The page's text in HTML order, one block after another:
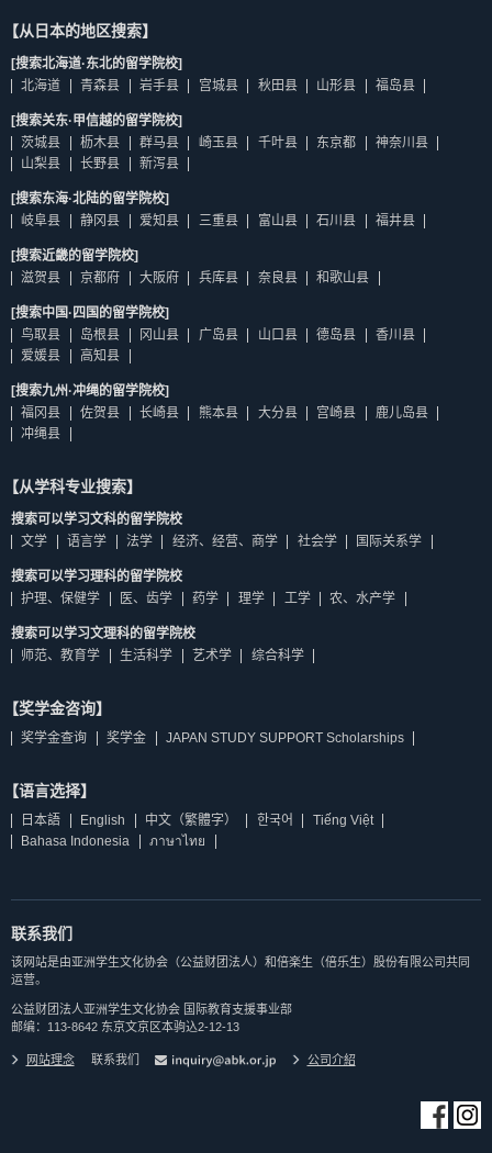
【从日本的地区搜索】
[搜索北海道·东北的留学院校]
北海道
青森县 岩手县 宫城县 秋田县 山形县 福岛县
[搜索关东·甲信越的留学院校]
茨城县
枥木县 群马县 崎玉县 千叶县 东京都
神奈川县
山梨县
长野县 新泻县
[搜索东海·北陆的留学院校]
岐阜县
静冈县 爱知县 三重县 富山县 石川县 福井县
[搜索近畿的留学院校]
滋贺县
京都府 大阪府 兵库县 奈良县 和歌山县
[搜索中国·四国的留学院校]
鸟取县
岛根县 冈山县 广岛县 山口县 德岛县
香川县
爱媛县
高知县
[搜索九州·冲绳的留学院校]
福冈县
佐贺县 长崎县 熊本县 大分县 宫崎县
鹿儿岛县
冲绳县
【从学科专业搜索】
搜索可以学习文科的留学院校
文学
语言学 法学 经济、经营、商学 社会学 国际关系学
搜索可以学习理科的留学院校
护理、保健学
医、齿学 药学 理学 工学 农、水产学
搜索可以学习文理科的留学院校
师范、教育学
生活科学 艺术学 综合科学
【奖学金咨询】
奖学金查询 奖学金 JAPAN STUDY SUPPORT Scholarships
【语言选择】
日本語 English 中文（繁體字） 한국어
Tiếng Việt
Bahasa Indonesia
ภาษาไทย
联系我们
该网站是由亚洲学生文化协会（公益财团法人）和倍楽生（倍乐生）股份有限公司共同
运营。
公益财团法人亚洲学生文化协会 国际教育支援事业部
邮编：113-8642 东京文京区本驹込2-12-13
网站理念 联系我们 公司介紹